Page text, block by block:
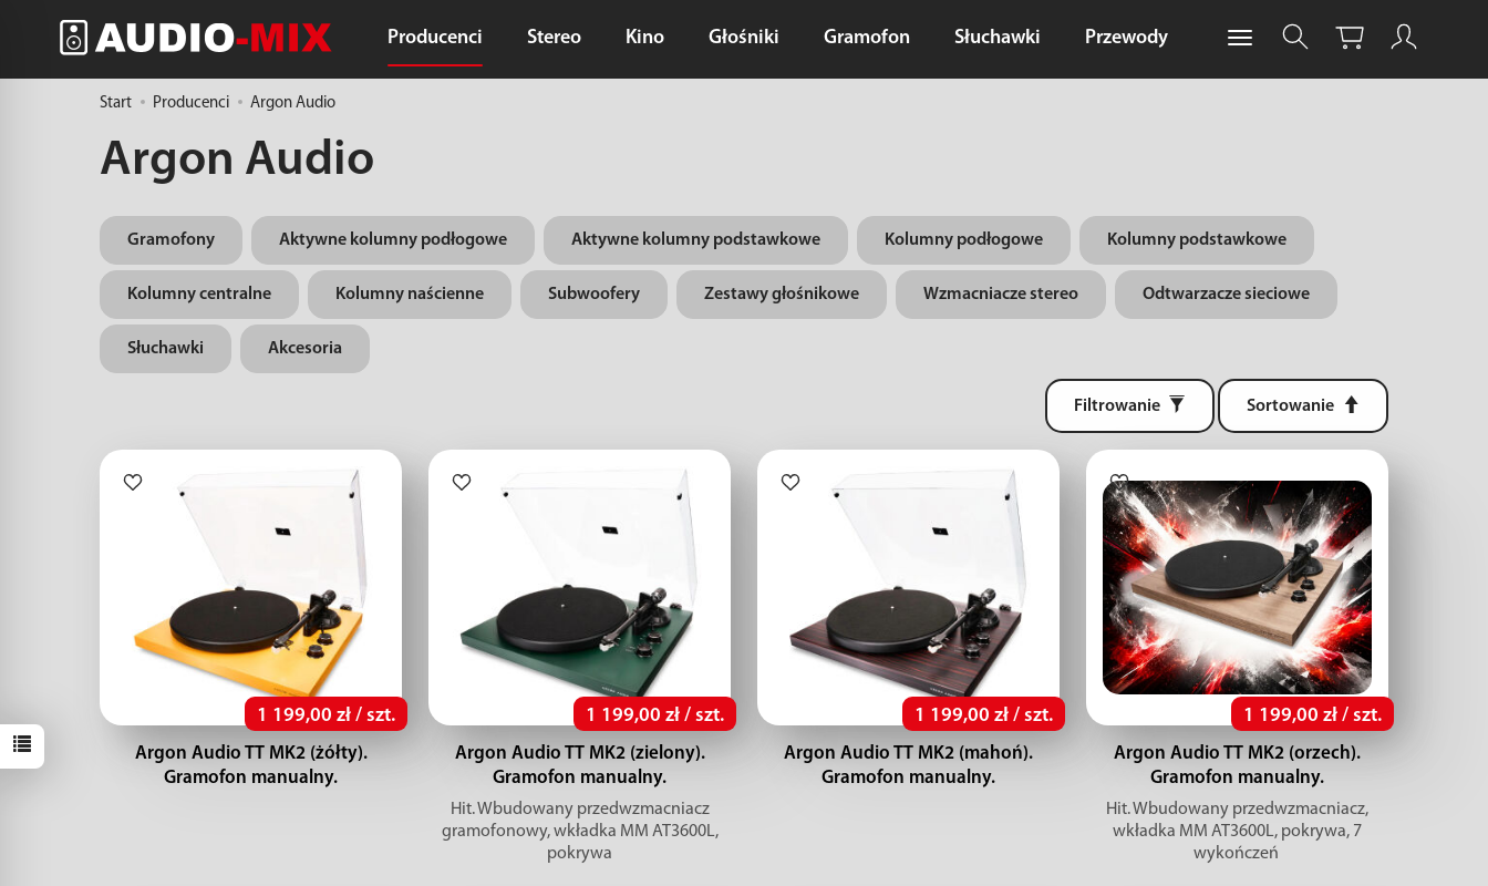
Producenci Stereo Kino Głośniki Gramofon Słuchawki Przewody
Start Producenci Argon Audio
Argon Audio
Gramofony Aktywne kolumny podłogowe Aktywne kolumny podstawkowe Kolumny podłogowe Kolumny podstawkowe
Kolumny centralne Kolumny naścienne Subwoofery Zestawy głośnikowe Wzmacniacze stereo Odtwarzacze sieciowe
Słuchawki Akcesoria
Filtrowanie Sortowanie
1 199,00 zł / szt.
Argon Audio TT MK2 (żółty).
Gramofon manualny.
1 199,00 zł / szt.
Argon Audio TT MK2 (zielony).
Gramofon manualny.
Hit. Wbudowany przedwzmacniacz
gramofonowy, wkładka MM AT3600L,
pokrywa
1 199,00 zł / szt.
Argon Audio TT MK2 (mahoń).
Gramofon manualny.
1 199,00 zł / szt.
Argon Audio TT MK2 (orzech).
Gramofon manualny.
Hit. Wbudowany przedwzmacniacz,
wkładka MM AT3600L, pokrywa, 7
wykończeń